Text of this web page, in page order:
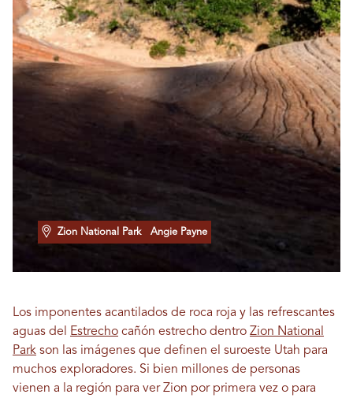
Zion National Park Angie Payne
Los imponentes acantilados de roca roja y las refrescantes
aguas del
Estrecho cañón estrecho dentro Zion National
Park son las imágenes que definen el suroeste Utah para
muchos exploradores. Si bien millones de personas
vienen a la región para ver Zion por primera vez o para